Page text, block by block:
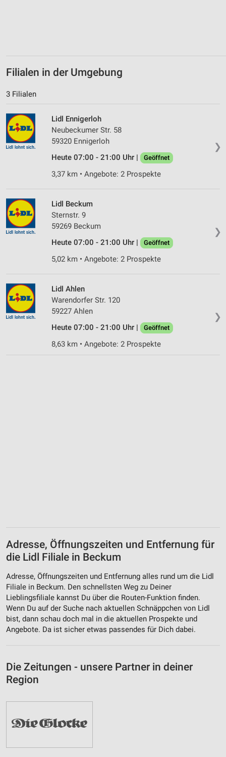
Filialen in der Umgebung
3 Filialen
❯
Lidl Ennigerloh
Neubeckumer Str. 58
59320 Ennigerloh
Heute 07:00 - 21:00 Uhr |
Geöffnet
3,37 km • Angebote: 2 Prospekte
❯
Lidl Beckum
Sternstr. 9
59269 Beckum
Heute 07:00 - 21:00 Uhr |
Geöffnet
5,02 km • Angebote: 2 Prospekte
❯
Lidl Ahlen
Warendorfer Str. 120
59227 Ahlen
Heute 07:00 - 21:00 Uhr |
Geöffnet
8,63 km • Angebote: 2 Prospekte
Adresse, Öffnungszeiten und Entfernung für
die Lidl Filiale in Beckum
Adresse, Öffnungszeiten und Entfernung alles rund um die Lidl
Filiale in Beckum. Den schnellsten Weg zu Deiner
Lieblingsfiliale kannst Du über die Routen-Funktion finden.
Wenn Du auf der Suche nach aktuellen Schnäppchen von Lidl
bist, dann schau doch mal in die aktuellen Prospekte und
Angebote. Da ist sicher etwas passendes für Dich dabei.
Die Zeitungen - unsere Partner in deiner
Region